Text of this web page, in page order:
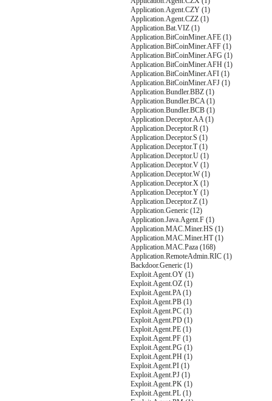
Application.Agent.CZY (1)
Application.Agent.CZZ (1)
Application.Bat.VIZ (1)
Application.BitCoinMiner.AFE (1)
Application.BitCoinMiner.AFF (1)
Application.BitCoinMiner.AFG (1)
Application.BitCoinMiner.AFH (1)
Application.BitCoinMiner.AFI (1)
Application.BitCoinMiner.AFJ (1)
Application.Bundler.BBZ (1)
Application.Bundler.BCA (1)
Application.Bundler.BCB (1)
Application.Deceptor.AA (1)
Application.Deceptor.R (1)
Application.Deceptor.S (1)
Application.Deceptor.T (1)
Application.Deceptor.U (1)
Application.Deceptor.V (1)
Application.Deceptor.W (1)
Application.Deceptor.X (1)
Application.Deceptor.Y (1)
Application.Deceptor.Z (1)
Application.Generic (12)
Application.Java.Agent.F (1)
Application.MAC.Miner.HS (1)
Application.MAC.Miner.HT (1)
Application.MAC.Paza (168)
Application.RemoteAdmin.RIC (1)
Backdoor.Generic (1)
Exploit.Agent.OY (1)
Exploit.Agent.OZ (1)
Exploit.Agent.PA (1)
Exploit.Agent.PB (1)
Exploit.Agent.PC (1)
Exploit.Agent.PD (1)
Exploit.Agent.PE (1)
Exploit.Agent.PF (1)
Exploit.Agent.PG (1)
Exploit.Agent.PH (1)
Exploit.Agent.PI (1)
Exploit.Agent.PJ (1)
Exploit.Agent.PK (1)
Exploit.Agent.PL (1)